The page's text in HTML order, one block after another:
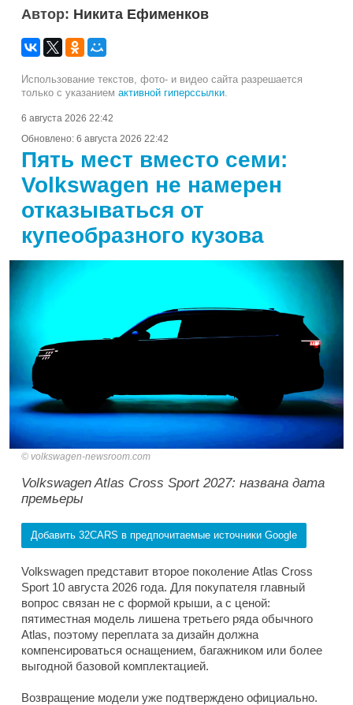
Автор: Никита Ефименков
Использование текстов, фото- и видео сайта разрешается
только с указанием активной гиперссылки.
6 августа 2026 22:42
Обновлено: 6 августа 2026 22:42
Пять мест вместо семи:
Volkswagen не намерен
отказываться от
купеобразного кузова
volkswagen-newsroom.com
Volkswagen Atlas Cross Sport 2027: названа дата
премьеры
Добавить 32CARS в предпочитаемые источники Google
Volkswagen представит второе поколение Atlas Cross
Sport 10 августа 2026 года. Для покупателя главный
вопрос связан не с формой крыши, а с ценой:
пятиместная модель лишена третьего ряда обычного
Atlas, поэтому переплата за дизайн должна
компенсироваться оснащением, багажником или более
выгодной базовой комплектацией.
Возвращение модели уже подтверждено официально.